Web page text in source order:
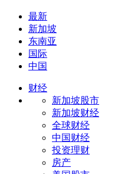
最新
新加坡
东南亚
国际
中国
财经
新加坡股市
新加坡财经
全球财经
中国财经
投资理财
房产